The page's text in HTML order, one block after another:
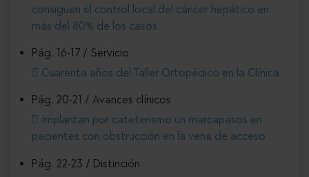
consiguen el control local del cáncer hepático en
más del 80% de los casos
Pág. 16-17 / Servicio
Cuarenta años del Taller Ortopédico en la Clínica
Pág. 20-21 / Avances clínicos
Implantan por cateterismo un marcapasos en
pacientes con obstrucción en la vena de acceso
Pág. 22-23 / Distinción